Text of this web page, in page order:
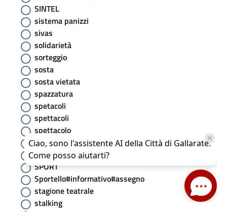
SINTEL
sistema panizzi
sivas
solidarietà
sorteggio
sosta
sosta vietata
spazzatura
spetacoli
spettacoli
spettacolo
SPID
Sponsorizzazioni
SPORT
Sportello#informativo#assegno
stagione teatrale
stalking